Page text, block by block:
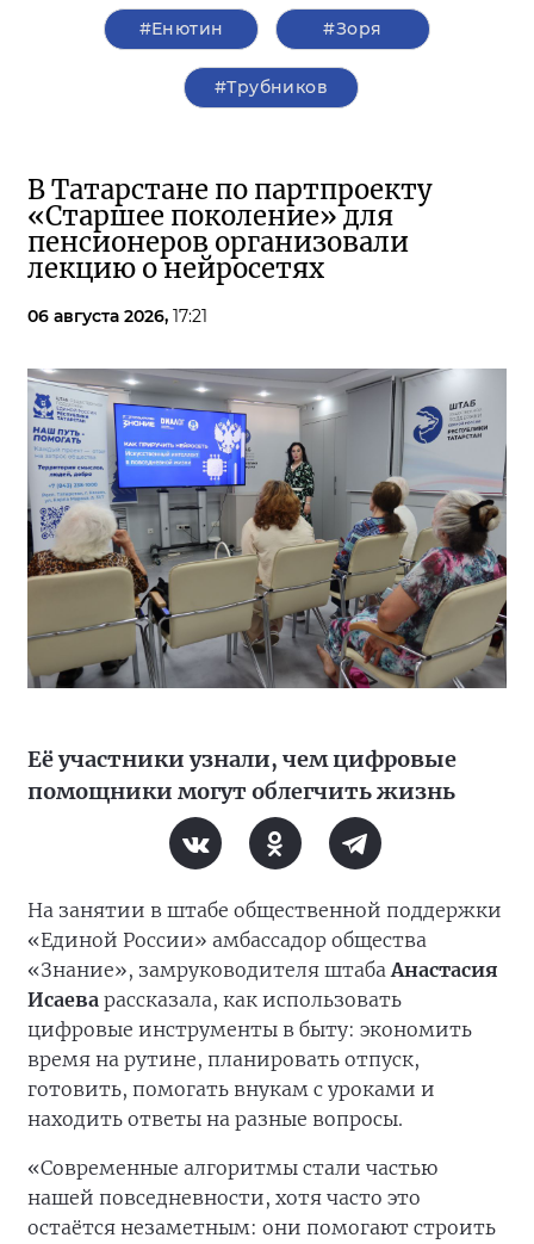
#Енютин #Зоря
#Трубников
В Татарстане по партпроекту
«Старшее поколение» для
пенсионеров организовали
лекцию о нейросетях
06 августа 2026, 17:21
Её участники узнали, чем цифровые
помощники могут облегчить жизнь
На занятии в штабе общественной поддержки
«Единой России» амбассадор общества
«Знание», замруководителя штабаАнастасия
Исаева рассказала, как использовать
цифровые инструменты в быту: экономить
время на рутине, планировать отпуск,
готовить, помогать внукам с уроками и
находить ответы на разные вопросы.
«Современные алгоритмы стали частью
нашей повседневности, хотя часто это
остаётся незаметным: они помогают строить